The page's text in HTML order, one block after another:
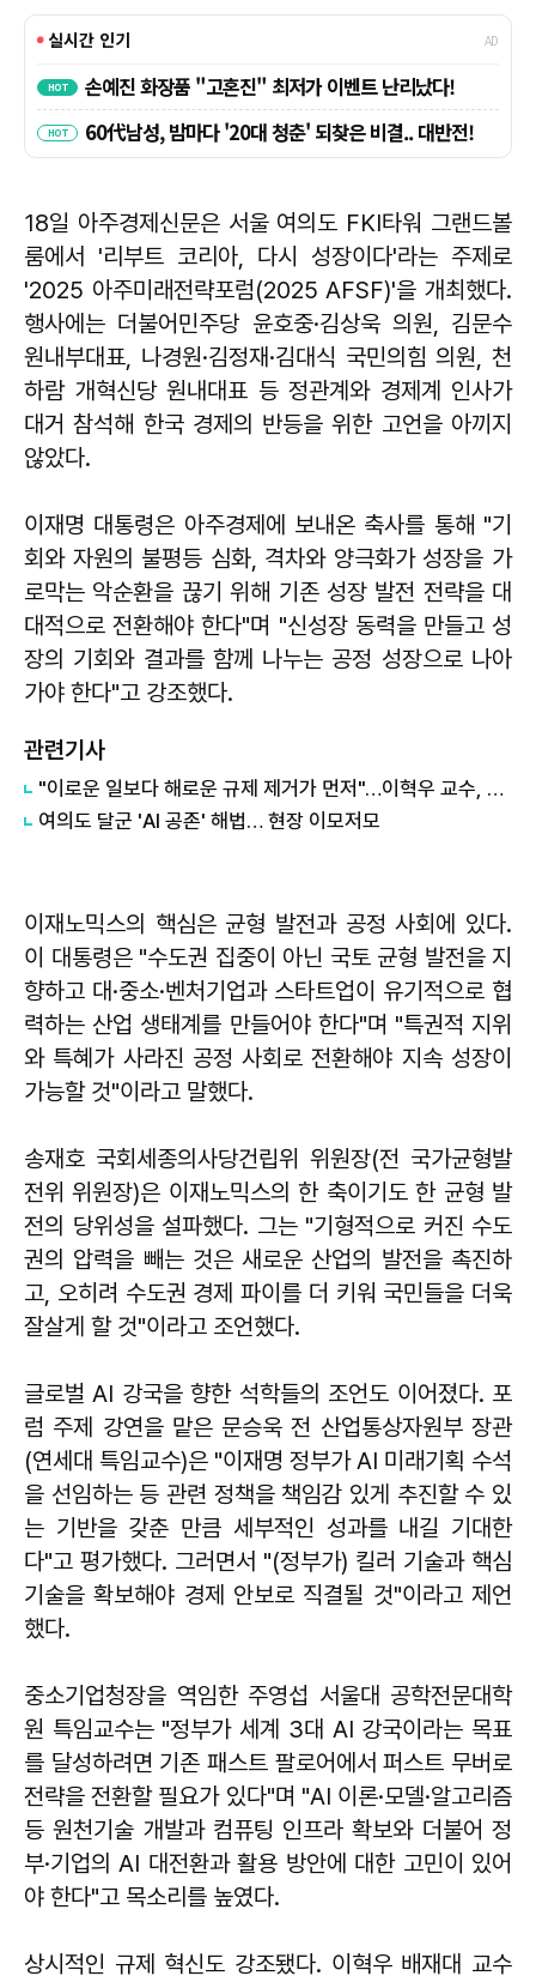
18일 아주경제신문은 서울 여의도 FKI타워 그랜드볼
룸에서 '리부트 코리아, 다시 성장이다'라는 주제로
'2025 아주미래전략포럼(2025 AFSF)'을 개최했다.
행사에는 더불어민주당 윤호중·김상욱 의원, 김문수
원내부대표, 나경원·김정재·김대식 국민의힘 의원, 천
하람 개혁신당 원내대표 등 정관계와 경제계 인사가
대거 참석해 한국 경제의 반등을 위한 고언을 아끼지
않았다.
이재명 대통령은 아주경제에 보내온 축사를 통해 "기
회와 자원의 불평등 심화, 격차와 양극화가 성장을 가
로막는 악순환을 끊기 위해 기존 성장 발전 전략을 대
대적으로 전환해야 한다"며 "신성장 동력을 만들고 성
장의 기회와 결과를 함께 나누는 공정 성장으로 나아
가야 한다"고 강조했다.
관련기사
"이로운 일보다 해로운 규제 제거가 먼저"…이혁우 교수, 규제개혁 강조 外
여의도 달군 'AI 공존' 해법… 현장 이모저모
이재노믹스의 핵심은 균형 발전과 공정 사회에 있다.
이 대통령은 "수도권 집중이 아닌 국토 균형 발전을 지
향하고 대·중소·벤처기업과 스타트업이 유기적으로 협
력하는 산업 생태계를 만들어야 한다"며 "특권적 지위
와 특혜가 사라진 공정 사회로 전환해야 지속 성장이
가능할 것"이라고 말했다.
송재호 국회세종의사당건립위 위원장(전 국가균형발
전위 위원장)은 이재노믹스의 한 축이기도 한 균형 발
전의 당위성을 설파했다. 그는 "기형적으로 커진 수도
권의 압력을 빼는 것은 새로운 산업의 발전을 촉진하
고, 오히려 수도권 경제 파이를 더 키워 국민들을 더욱
잘살게 할 것"이라고 조언했다.
글로벌 AI 강국을 향한 석학들의 조언도 이어졌다. 포
럼 주제 강연을 맡은 문승욱 전 산업통상자원부 장관
(연세대 특임교수)은 "이재명 정부가 AI 미래기획 수석
을 선임하는 등 관련 정책을 책임감 있게 추진할 수 있
는 기반을 갖춘 만큼 세부적인 성과를 내길 기대한
다"고 평가했다. 그러면서 "(정부가) 킬러 기술과 핵심
기술을 확보해야 경제 안보로 직결될 것"이라고 제언
했다.
중소기업청장을 역임한 주영섭 서울대 공학전문대학
원 특임교수는 "정부가 세계 3대 AI 강국이라는 목표
를 달성하려면 기존 패스트 팔로어에서 퍼스트 무버로
전략을 전환할 필요가 있다"며 "AI 이론·모델·알고리즘
등 원천기술 개발과 컴퓨팅 인프라 확보와 더불어 정
부·기업의 AI 대전환과 활용 방안에 대한 고민이 있어
야 한다"고 목소리를 높였다.
상시적인 규제 혁신도 강조됐다. 이혁우 배재대 교수